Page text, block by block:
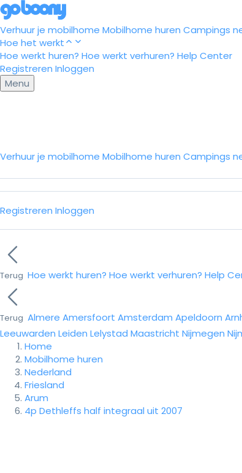
Verhuur je mobilhome Mobilhome huren Campings
Hoe het werkt
Hoe werkt huren? Hoe werkt verhuren? Help Center
Registreren Inloggen
Menu
Verhuur je mobilhome Mobilhome huren Campings
Registreren Inloggen
Terug Hoe werkt huren? Hoe werkt verhuren? Help
Terug Almere Amersfoort Amsterdam Apeldoorn
Leeuwarden Leiden Lelystad Maastricht Nijmegen
Home
Mobilhome huren
Nederland
Friesland
Arum
4p Dethleffs half integraal uit 2007